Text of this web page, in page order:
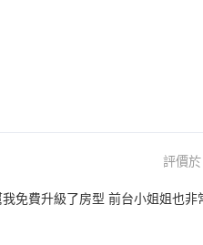
評價
免費升級了房型 前台小姐姐也